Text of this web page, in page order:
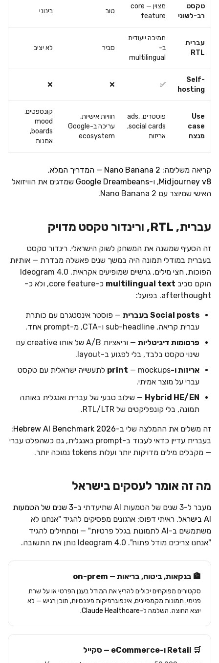
טקסט
רב-לשוני
מצוין — core
feature
טוב בינוני
עברית
RTL
תמיכה ייעודית
ב-
multilingual
סביר לא יציב
Self-
hosting
✅
❌
❌
Use
case
מנצח
פוסטרים, ads,
social cards,
אריזות
חוויות אישיות,
עריכה ב-Google
ecosystem
קונספטים,
mood
boards,
אמנות
קריאה משלימה: Nano Banana 2 — המדריך המלא
,
Midjourney v8, ו-Google Dreambeans שמדגים את הוויזואל
האישי שמיוצר עם Nano Banana 2.
עברית, RTL, ורינדור טקסט מדויק
זה הסעיף שמשנה את המשחק לשוק הישראלי. רינדור טקסט
בעברית במודלי תמונה היה במשך שנים פאשלה מבדרת — אותיות
הפוכות, חצי מילים, גרשיים שמופיעים אקראית. Ideogram 4.0
הוקם סביב multilingual text
כ-core feature, ולא כ-
afterthought. בפועל:
Social posts בעברית
— פוסטר אינסטגרם עם כותרת
עברית קריאה, sub-headline ו-CTA, מ-prompt אחד.
פרסומות דיגיטליות
— וריאציות A/B של אותו creative עם
שינוי טקסט בלבד, בלי לפגוע ב-layout.
אריזות ו-print
— mockups לתעשייה ישראלית עם טקסט
עברי על מוצר אמיתי.
Hybrid HE/EN — שילוב טבעי של עברית ואנגלית באותה
תמונה, בלי קונפליקטים של RTL/LTR.
זה משלים את ההמלצה שלי ב-Hebrew AI Benchmark 2026
:
בעברית עדיין כדאי לעבוד ב-prompt באנגלית, גם כשהפלט עברי
— מקבלים מילים מדויקות יותר ועלות tokens נמוכה יותר.
מה זה אומר לעסקים בישראל
מעבר ל-3 שנים של הטמעות AI שתיעדתי ב-
3 שנים של הטמעות
AI בישראל
, ראיתי דפוס: ארגונים מפסיקים להגיד "אנחנו לא
משתמשים ב-AI לתמונות בגלל פרטיות" — ומתחילים להגיד
"אנחנו צריכים מודל פתוח". Ideogram 4.0 נותן את התשובה.
🏦 בנקאות, ביטוח, בריאות — on-prem
סקטורים מפוקחים יכולים להריץ את המודל בענן הפרטי או על שרת
פנימי. תמונות מקמפיינים, אינפוגרפיקות פיננסיות, תוכן רגיש — לא
יוצא החוצה. השלמה ל-Claude Healthcare
.
🛒 Retail ו-eCommerce — סקייל